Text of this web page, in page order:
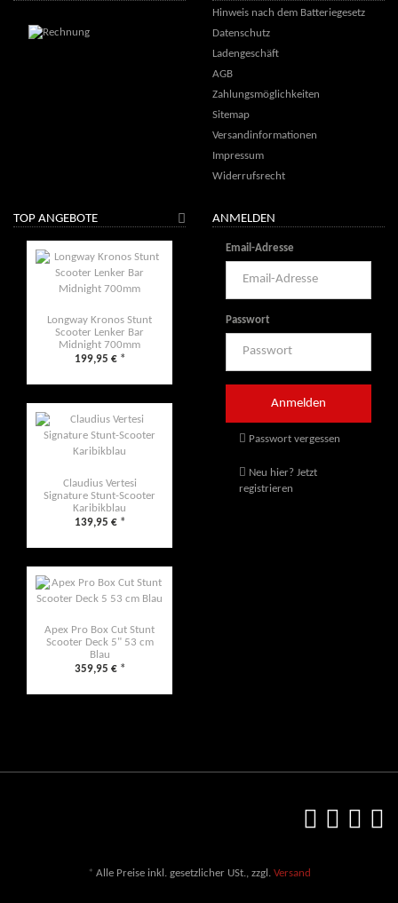
Hinweis nach dem Batteriegesetz
Datenschutz
Ladengeschäft
AGB
Zahlungsmöglichkeiten
Sitemap
Versandinformationen
Impressum
Widerrufsrecht
TOP ANGEBOTE
Longway Kronos Stunt
Scooter Lenker Bar
Midnight 700mm
199,95 € *
Claudius Vertesi
Signature Stunt-Scooter
Karibikblau
139,95 € *
Apex Pro Box Cut Stunt
Scooter Deck 5" 53 cm
Blau
359,95 € *
ANMELDEN
Email-Adresse
Passwort
Passwort vergessen
Neu hier? Jetzt
registrieren
* Alle Preise inkl. gesetzlicher USt., zzgl. Versand